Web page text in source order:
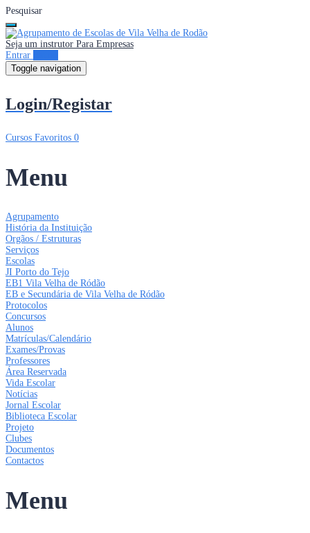
Pesquisar
Seja um instrutor Para Empresas
Entrar
Toggle navigation
Login/Registar
Cursos Favoritos 0
Menu
Agrupamento
História da Instituição
Orgãos / Estruturas
Serviços
Escolas
JI Porto do Tejo
EB1 Vila Velha de Ródão
EB e Secundária de Vila Velha de Ródão
Protocolos
Concursos
Alunos
Matrículas/Calendário
Exames/Provas
Professores
Área Reservada
Vida Escolar
Notícias
Jornal Escolar
Biblioteca Escolar
Projeto
Clubes
Documentos
Contactos
Menu